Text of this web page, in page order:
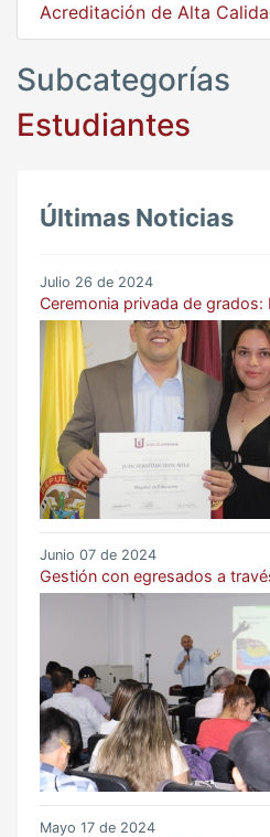
Acreditación de Alta
Subcategorías
Estudiantes
Últimas Noticias
Julio 26 de 2024
Ceremonia privada de
Junio 07 de 2024
Gestión con egresados a
Mayo 17 de 2024